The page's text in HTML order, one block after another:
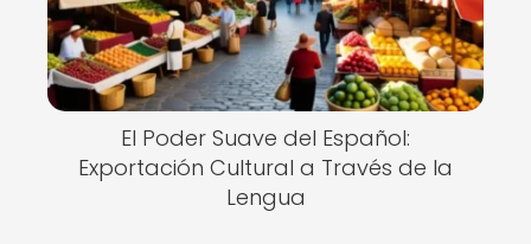
El Poder Suave del Español:
Exportación Cultural a Través de la
Lengua